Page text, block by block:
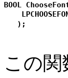
BOOL
この